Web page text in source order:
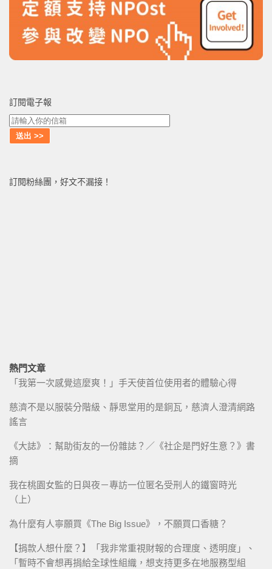
訂閱電子報
訂閱粉絲團，好文不漏接！
熱門文章
「我第一次感覺這麼爽！」手天使首位使用者的體驗心得
慈濟不是以服裝分階級、靜思堂用的是銅瓦，慈濟人澄清網路
謠言
《大誌》：幫助街友的一份雜誌？／《社企是門好生意？》書
摘
我在桃園女監的日與夜－專訪一位匿名受刑人的鐵窗時光
（上）
為什麼有人寧願買《The Big Issue》，不願買口香糖？
【捐款人想什麼？】「我非常重視財報的合理度、透明度」、
「暫時不會想再捐給全球性組織，想支持更多在地服務型組